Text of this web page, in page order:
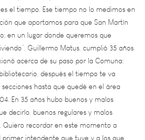
un lugar donde queremos que
Guillermo Matus, cumplió 35 años
acerca de su paso por la Comuna:
después el tiempo te va
hasta que quedé en el área
En 35 años hubo buenos y malos
buenos regulares y malos
recordar en este momento a
intendente que tuve y a los que